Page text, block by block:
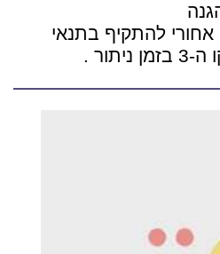
להתקיף בתנאי
.